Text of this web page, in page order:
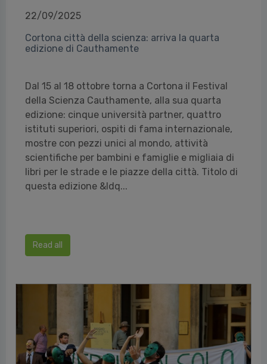
22/09/2025
Cortona città della scienza: arriva la quarta
edizione di Cauthamente
Dal 15 al 18 ottobre torna a Cortona il Festival
della Scienza Cauthamente, alla sua quarta
edizione: cinque università partner, quattro
istituti superiori, ospiti di fama internazionale,
mostre con pezzi unici al mondo, attività
scientifiche per bambini e famiglie e migliaia di
libri per le strade e le piazze della città. Titolo di
questa edizione &ldq...
Read all